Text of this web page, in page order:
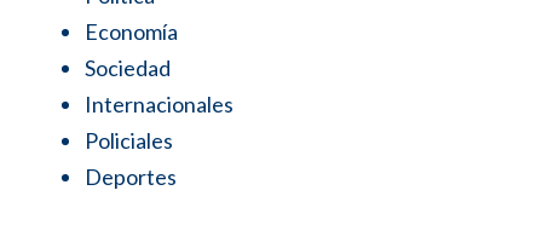
Economía
Sociedad
Internacionales
Policiales
Deportes